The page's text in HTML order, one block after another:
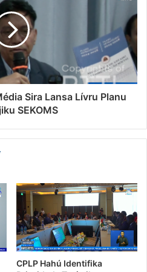
Sira Lansa Lívru Planu
SEKOMS
CPLP Hahú Identifika